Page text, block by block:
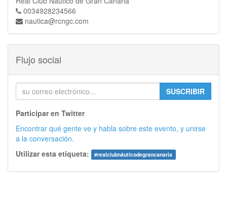
0034928234566
nautica@rcngc.com
Flujo social
SUSCRIBIR
Participar en Twitter
Encontrar qué gente ve y habla sobre este evento, y unirse
a la conversación.
Utilizar esta etiqueta:
#realclubnáuticodegrancanaria